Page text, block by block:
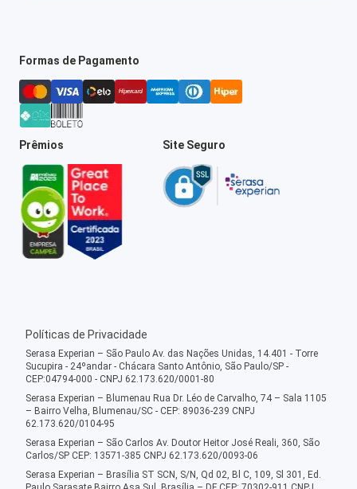
Formas de Pagamento
Prêmios Site Seguro
Políticas de Privacidade
Serasa Experian – São Paulo Av. das Nações Unidas, 14.401 - Torre
Sucupira - 24ºandar - Chácara Santo Antônio, São Paulo/SP -
CEP:04794-000 - CNPJ 62.173.620/0001-80
Serasa Experian – Blumenau Rua Dr. Léo de Carvalho, 74 – Sala 1105
– Bairro Velha, Blumenau/SC - CEP: 89036-239 CNPJ
62.173.620/0104-95
Serasa Experian – São Carlos Av. Doutor Heitor José Reali, 360, São
Carlos/SP CEP: 13571-385 CNPJ 62.173.620/0093-06
Serasa Experian – Brasília ST SCN, S/N, Qd 02, Bl C, 109, Sl 301, Ed.